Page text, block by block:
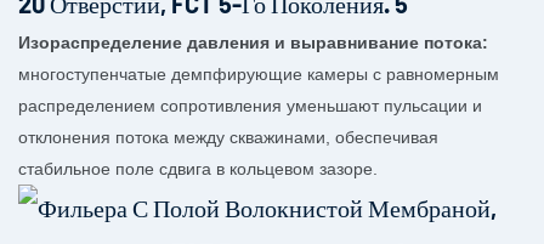
Изораспределение давления и выравнивание потока:
многоступенчатые демпфирующие камеры с равномерным
распределением сопротивления уменьшают пульсации и
отклонения потока между скважинами, обеспечивая
стабильное поле сдвига в кольцевом зазоре.